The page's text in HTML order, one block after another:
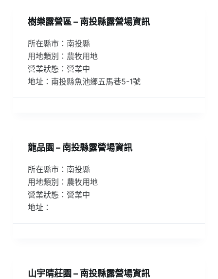
樹樂露營區 – 南投縣露營場資訊
所在縣市：南投縣
用地類別：農牧用地
營業狀態：營業中
地址：南投縣魚池鄉五馬巷5-1號
龍品園 – 南投縣露營場資訊
所在縣市：南投縣
用地類別：農牧用地
營業狀態：營業中
地址：
山宇晴莊園 – 南投縣露營場資訊